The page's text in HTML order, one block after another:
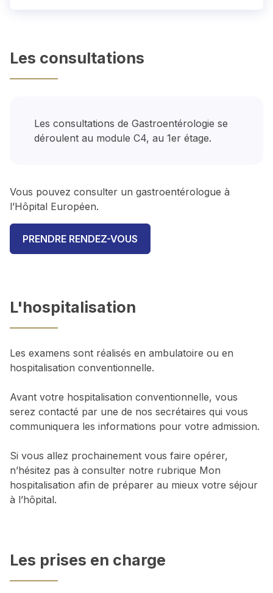
Les consultations
Les consultations de Gastroentérologie se
déroulent au module C4, au 1er étage.
Vous pouvez consulter un gastroentérologue à
l’Hôpital Européen.
PRENDRE RENDEZ-VOUS
L'hospitalisation
Les examens sont réalisés en ambulatoire ou en
hospitalisation conventionnelle.
Avant votre hospitalisation conventionnelle, vous
serez contacté par une de nos secrétaires qui vous
communiquera les informations pour votre admission.
Si vous allez prochainement vous faire opérer,
n’hésitez pas à consulter notre rubrique Mon
hospitalisation afin de préparer au mieux votre séjour
à l’hôpital.
Les prises en charge